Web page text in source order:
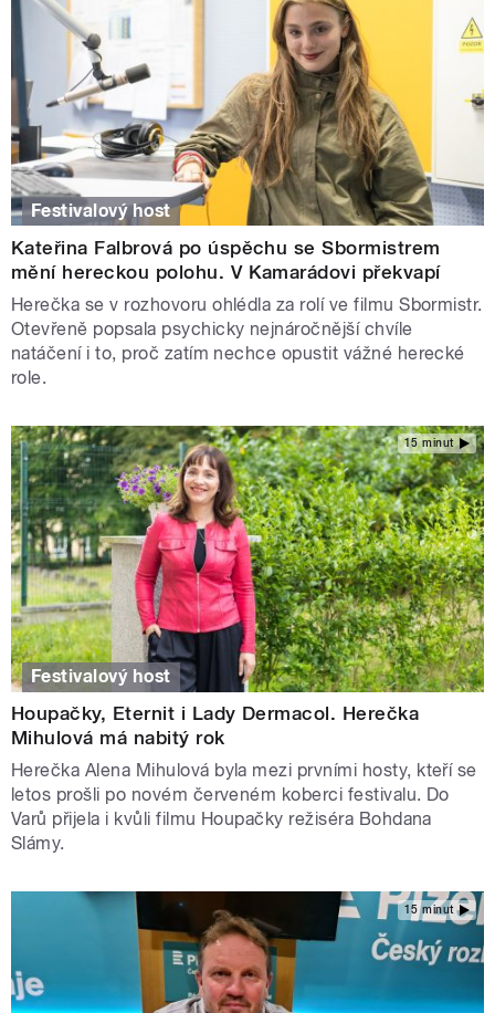
Festivalový host
Kateřina Falbrová po úspěchu se Sbormistrem
mění hereckou polohu. V Kamarádovi překvapí
Herečka se v rozhovoru ohlédla za rolí ve filmu Sbormistr.
Otevřeně popsala psychicky nejnáročnější chvíle
natáčení i to, proč zatím nechce opustit vážné herecké
role.
15 minut
Festivalový host
Houpačky, Eternit i Lady Dermacol. Herečka
Mihulová má nabitý rok
Herečka Alena Mihulová byla mezi prvními hosty, kteří se
letos prošli po novém červeném koberci festivalu. Do
Varů přijela i kvůli filmu Houpačky režiséra Bohdana
Slámy.
15 minut